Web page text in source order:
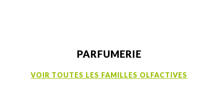
PARFUMERIE
VOIR TOUTES LES FAMILLES OLFACTIVES